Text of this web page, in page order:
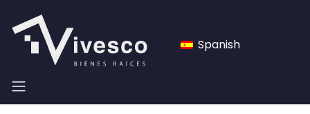
Spanish